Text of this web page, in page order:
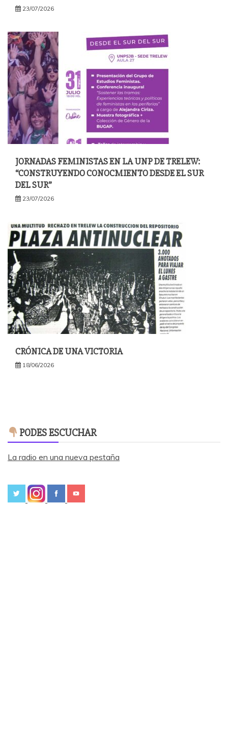
23/07/2026
JORNADAS FEMINISTAS EN LA UNP DE TRELEW:
“CONSTRUYENDO CONOCMIENTO DESDE EL SUR
DEL SUR”
23/07/2026
CRÓNICA DE UNA VICTORIA
18/06/2026
PODES ESCUCHAR
La radio en una nueva pestaña